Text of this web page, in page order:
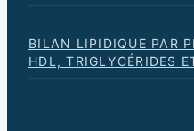
BILAN LIPIDIQUE PAR
HDL, TRIGLYCÉRIDES